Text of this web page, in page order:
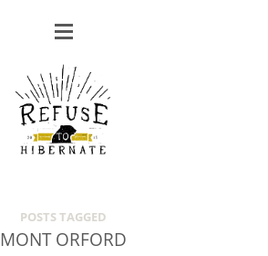
POSTS TAGGED
MONT ORFORD